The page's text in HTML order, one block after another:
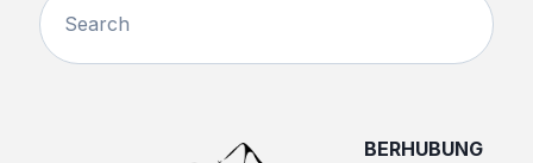
BERHUBUNG